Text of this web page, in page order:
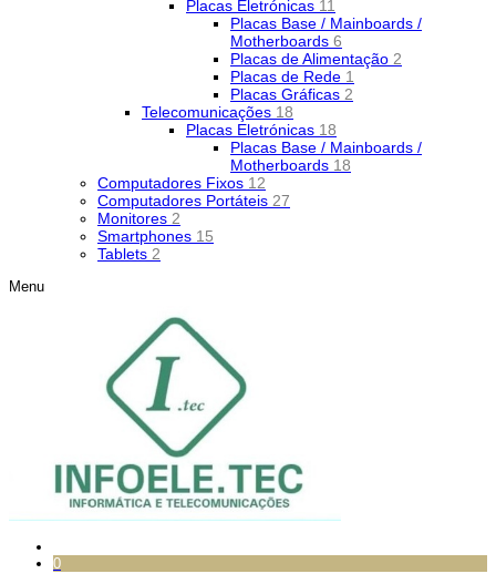
Placas Eletrónicas 11
Placas Base / Mainboards /
Motherboards 6
Placas de Alimentação 2
Placas de Rede 1
Placas Gráficas 2
Telecomunicações 18
Placas Eletrónicas 18
Placas Base / Mainboards /
Motherboards 18
Computadores Fixos 12
Computadores Portáteis 27
Monitores 2
Smartphones 15
Tablets 2
Menu
0